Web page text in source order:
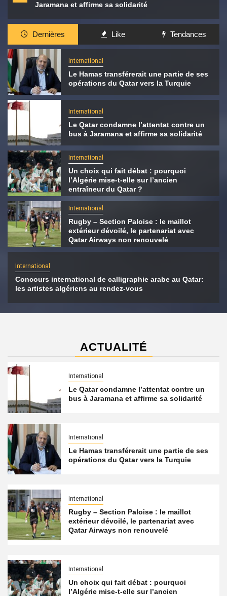
Jaramana et affirme sa solidarité
Dernières Like Tendances
International
Le Hamas transférerait une partie de ses
opérations du Qatar vers la Turquie
International
Le Qatar condamne l’attentat contre un
bus à Jaramana et affirme sa solidarité
International
Un choix qui fait débat : pourquoi
l’Algérie mise-t-elle sur l’ancien
entraîneur du Qatar ?
International
Rugby – Section Paloise : le maillot
extérieur dévoilé, le partenariat avec
Qatar Airways non renouvelé
International
Concours international de calligraphie arabe au Qatar:
les artistes algériens au rendez-vous
ACTUALITÉ
International
Le Qatar condamne l’attentat contre un
bus à Jaramana et affirme sa solidarité
International
Le Hamas transférerait une partie de ses
opérations du Qatar vers la Turquie
International
Rugby – Section Paloise : le maillot
extérieur dévoilé, le partenariat avec
Qatar Airways non renouvelé
International
Un choix qui fait débat : pourquoi
l’Algérie mise-t-elle sur l’ancien